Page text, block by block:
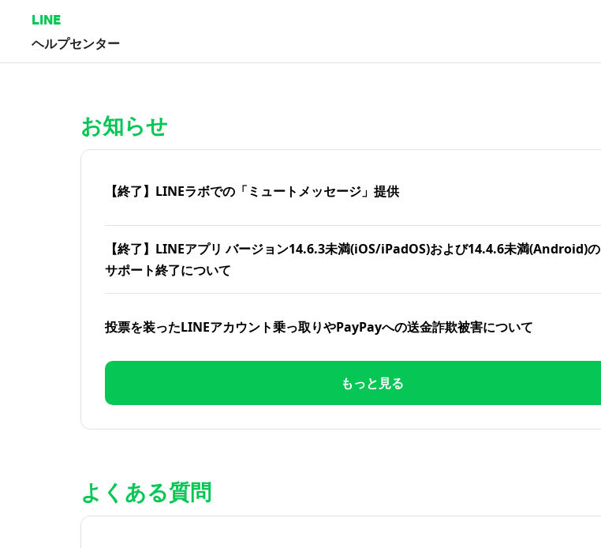
LINE
ヘルプセンター
お知らせ
【終了】LINEラボでの「ミュートメッセージ」提供
【終了】LINEアプリ バージョン14.6.3未満(iOS/iPadOS)および14.4.6未満(Android)の
サポート終了について
投票を装ったLINEアカウント乗っ取りやPayPayへの送金詐欺被害について
もっと見る
よくある質問